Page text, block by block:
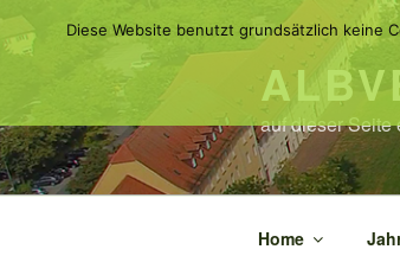
Zum
Inhalt
auf dieser Seite
Home
Diese Website benutzt grundsätzlich keine